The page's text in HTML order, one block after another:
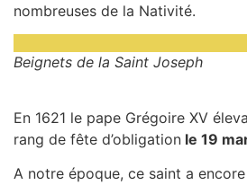
nombreuses de la Nativité.
Beignets de la Saint Joseph
En 1621 le pape Grégoire XV
rang de fête d’obligation le 19
A notre époque, ce saint a